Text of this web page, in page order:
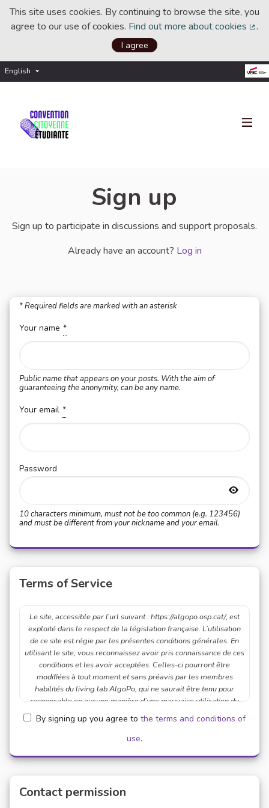
This site uses cookies. By continuing to browse the site, you
agree to our use of cookies. Find out more about cookies .
I agree
English Choisir la langue
Sign up
Sign up to participate in discussions and support proposals.
Already have an account? Log in
* Required fields are marked with an asterisk
Your name *
Public name that appears on your posts. With the aim of
guaranteeing the anonymity, can be any name.
Your email *
Password
Your password is hidden
10 characters minimum, must not be too common (e.g. 123456)
and must be different from your nickname and your email.
Terms of Service
Le site, accessible par l’url suivant : https://algopo.osp.cat/, est
exploité dans le respect de la législation française. L’utilisation
de ce site est régie par les présentes conditions générales. En
utilisant le site, vous reconnaissez avoir pris connaissance de ces
conditions et les avoir acceptées. Celles-ci pourront être
modifiées à tout moment et sans préavis par les membres
habilités du living lab AlgoPo, qui ne saurait être tenu pour
responsable en aucune manière d’une mauvaise utilisation du
service.ARTICLE 1/ DéfinitionsLe terme Contributeur désigne
tout Utilisateur intervenant sur la plateforme soit pour publier
une Proposition soit pour commenter une Contribution
auquel il se connecte par un identifiant et un mot de passe qui lui
accède à son Compte et à des Contenus spécifiques.Une
By signing up you agree to the terms and conditions of
use.
Contact permission